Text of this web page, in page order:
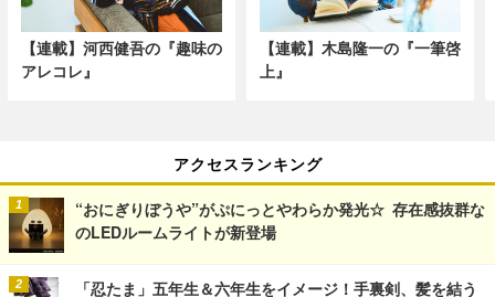
【連載】河西健吾の『趣味の
アレコレ』
【連載】木島隆一の『一筆啓
上』
アクセスランキング
“おにぎりぼうや”がぷにっとやわらか発光☆ 存在感抜群な
のLEDルームライトが新登場
「忍たま」五年生＆六年生をイメージ！手裏剣、髪を結う